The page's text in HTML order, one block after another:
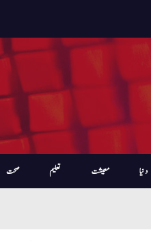
دنیا معیشت تعلیم صحت